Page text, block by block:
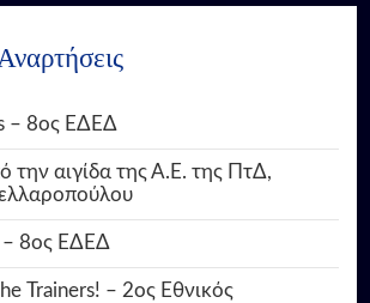
– 8ος ΕΔΕΔ
την αιγίδα της Α.Ε. της ΠτΔ,
– 8ος ΕΔΕΔ
Trainers! – 2ος Εθνικός